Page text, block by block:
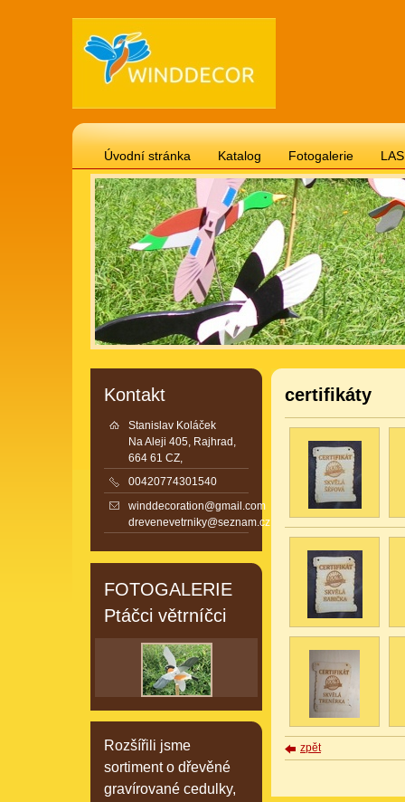
Úvodní stránka Katalog Fotogalerie
Gravírované cedulky 20 x 12 cm téma psi, kočky
Gravírované cedulky 20 x 12 cm motivační, životní
Gravírované cedulky "svitek" 24 x 18 cm
Gravírované cedulky 20 x 12 cm vtipné
Hodiny
Gravírované cedulky 20 x 12 cm domov, láska, děti
certifikáty
zpět
Kontakt
Stanislav Koláček
Na Aleji 405, Rajhrad,
664 61 CZ,
00420774301540
winddecoration@gmail.com
drevenevetrniky@seznam.cz
FOTOGALERIE
Ptáčci větrníčci
Rozšířili jsme
sortiment o dřevěné
gravírované cedulky,